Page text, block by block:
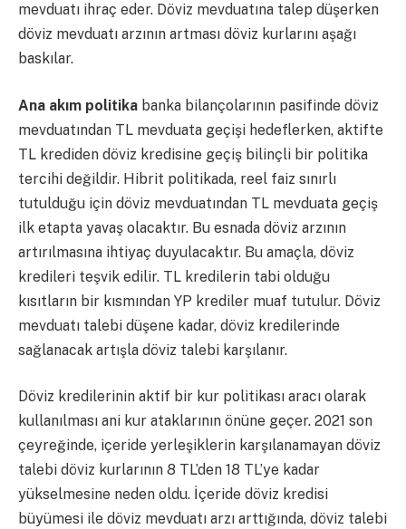
mevduatı ihraç eder. Döviz mevduatına talep düşerken
döviz mevduatı arzının artması döviz kurlarını aşağı
baskılar.
Ana akım politika banka bilançolarının pasifinde döviz
mevduatından TL mevduata geçişi hedeflerken, aktifte
TL krediden döviz kredisine geçiş bilinçli bir politika
tercihi değildir. Hibrit politikada, reel faiz sınırlı
tutulduğu için döviz mevduatından TL mevduata geçiş
ilk etapta yavaş olacaktır. Bu esnada döviz arzının
artırılmasına ihtiyaç duyulacaktır. Bu amaçla, döviz
kredileri teşvik edilir. TL kredilerin tabi olduğu
kısıtların bir kısmından YP krediler muaf tutulur. Döviz
mevduatı talebi düşene kadar, döviz kredilerinde
sağlanacak artışla döviz talebi karşılanır.
Döviz kredilerinin aktif bir kur politikası aracı olarak
kullanılması ani kur ataklarının önüne geçer. 2021 son
çeyreğinde, içeride yerleşiklerin karşılanamayan döviz
talebi döviz kurlarının 8 TL’den 18 TL’ye kadar
yükselmesine neden oldu. İçeride döviz kredisi
büyümesi ile döviz mevduatı arzı arttığında, döviz talebi